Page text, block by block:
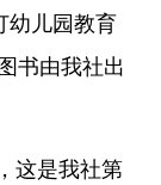
幼儿园教育
书由我社出
这是我社第